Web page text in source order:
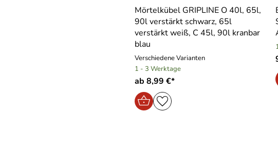
Mörtelkübel GRIPLINE O 40l, 65l,
90l verstärkt schwarz, 65l
verstärkt weiß, C 45l, 90l kranbar
blau
Verschiedene Varianten
1 - 3 Werktage
ab 8,99 €*